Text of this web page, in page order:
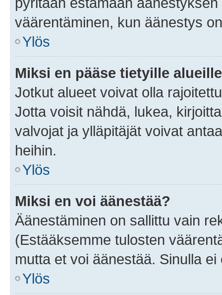
väärentäminen, kun äänestys
Ylös
Miksi en pääse tietyille
Jotkut alueet voivat olla
Jotta voisit nähdä, lukea,
valvojat ja ylläpitäjät voivat
heihin.
Ylös
Miksi en voi äänestää?
Äänestäminen on sallittu vain
(Estääksemme tulosten
mutta et voi äänestää. Sinulla
Ylös